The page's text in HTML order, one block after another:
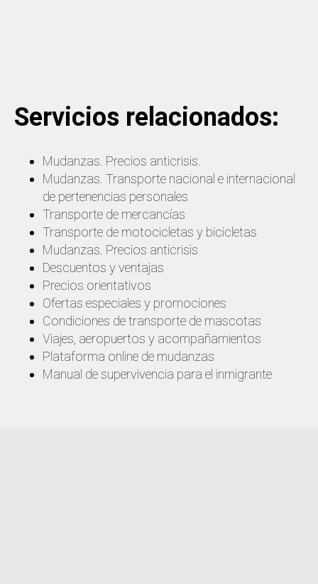
Servicios relacionados:
Mudanzas. Precios anticrisis.
Mudanzas. Transporte nacional e internacional
de pertenencias personales
Transporte de mercancías
Transporte de motocicletas y bicicletas
Mudanzas. Precios anticrisis
Descuentos y ventajas
Precios orientativos
Ofertas especiales y promociones
Condiciones de transporte de mascotas
Viajes, aeropuertos y acompañamientos
Plataforma online de mudanzas
Manual de supervivencia para el inmigrante